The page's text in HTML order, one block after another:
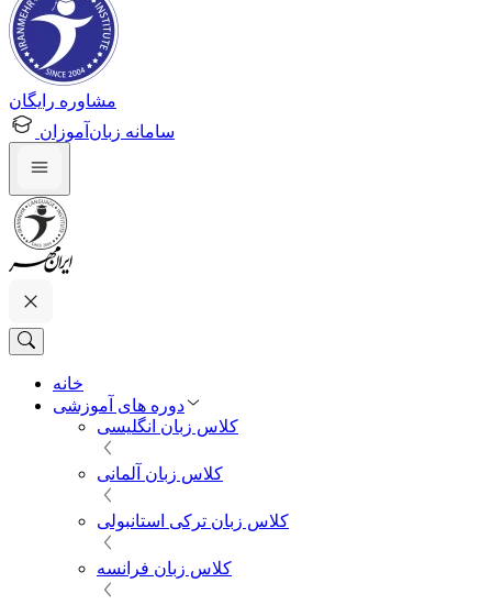
مشاوره رایگان
سامانه زبان‌آموزان
خانه
دوره های آموزشی
کلاس زبان انگلیسی
کلاس زبان آلمانی
کلاس زبان ترکی استانبولی
کلاس زبان فرانسه